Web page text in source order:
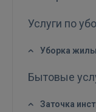
Забыли
Услуги по
Уборка
Бытовые
Заточка